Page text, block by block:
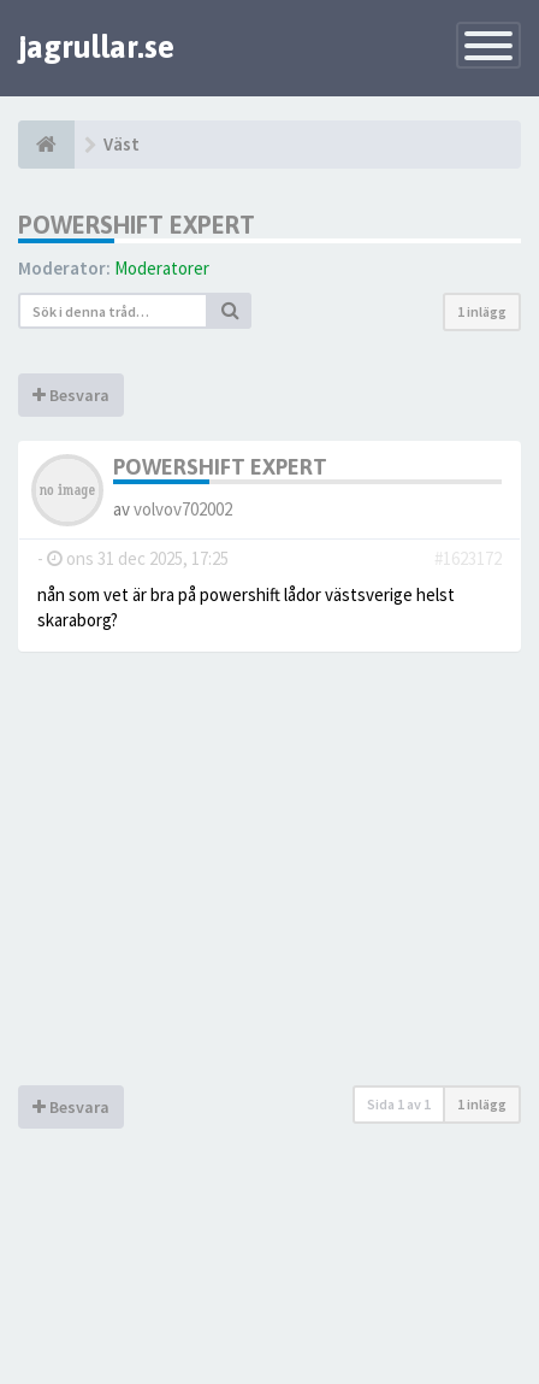
Toggle
jagrullar.se
Väst
POWERSHIFT EXPERT
Moderator: Moderatorer
1 inlägg
Besvara
POWERSHIFT EXPERT
avvolvov702002
- ons 31 dec 2025, 17:25
#1623172
nån som vet är bra på powershift lådor västsverige helst
skaraborg?
Besvara Sida 1 av 1 1 inlägg